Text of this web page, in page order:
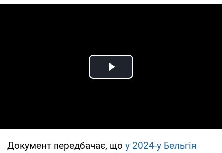
Play Video
Документ передбачає, що у 2024-у Бельгія